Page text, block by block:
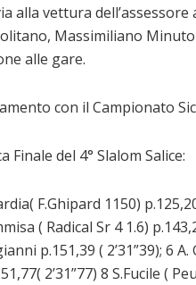
alla vettura
Massimiliano
alle gare.
con il Campionato
Finale del 4° Slalom Salice:
F.Ghipard 1150)
( Radical Sr 4 1.6)
p.151,39 ( 2’31”39); 6
2’31”77) 8 S.Fucile (